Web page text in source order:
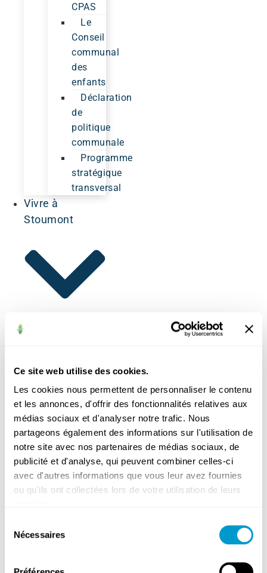
Ce site web utilise des cookies.
Les cookies nous permettent de personnaliser le contenu
et les annonces, d'offrir des fonctionnalités relatives aux
médias sociaux et d'analyser notre trafic. Nous
partageons également des informations sur l'utilisation de
notre site avec nos partenaires de médias sociaux, de
publicité et d'analyse, qui peuvent combiner celles-ci
avec d'autres informations que vous leur avez fournies
ou qu'ils ont collectées lors de votre utilisation de leurs
Nécessaires
CPAS
Le
Conseil
communal
des
enfants
Déclaration
de
politique
communale
Programme
stratégique
transversal
Vivre à
Stoumont
indépendants
Cultes
Enseignement
Médical